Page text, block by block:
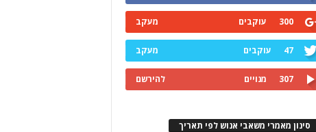
300 עוקבים מעקב
47 עוקבים מעקב
307 מנויים להירשם
סינון מאמרי משאבי אנוש לפי תאריך